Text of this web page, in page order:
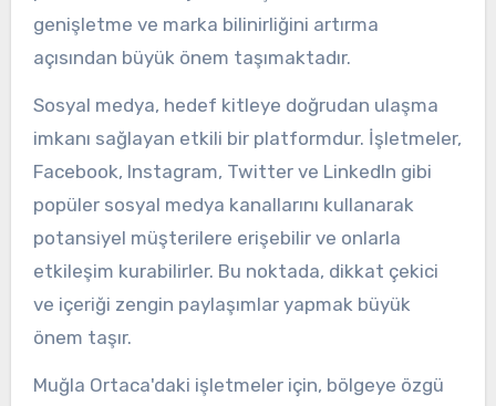
genişletme ve marka bilinirliğini artırma
açısından büyük önem taşımaktadır.
Sosyal medya, hedef kitleye doğrudan ulaşma
imkanı sağlayan etkili bir platformdur. İşletmeler,
Facebook, Instagram, Twitter ve LinkedIn gibi
popüler sosyal medya kanallarını kullanarak
potansiyel müşterilere erişebilir ve onlarla
etkileşim kurabilirler. Bu noktada, dikkat çekici
ve içeriği zengin paylaşımlar yapmak büyük
önem taşır.
Muğla Ortaca'daki işletmeler için, bölgeye özgü